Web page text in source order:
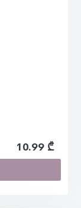
10.99 ₾